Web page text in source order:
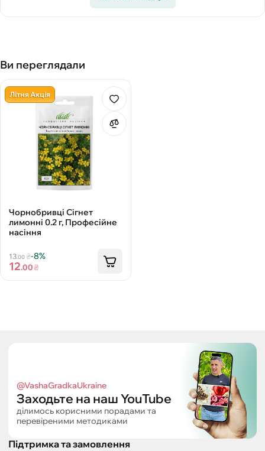
Ви переглядали
Літня Акція
Чорнобривці Сігнет
лимонні 0.2 г, Професійне
насіння
13.00₴-8%
12.00₴
@VashaGradkaUkraine
Заходьте на наш YouTube
ділимось корисними порадами та
перевіреними методиками
Підтримка та замовлення